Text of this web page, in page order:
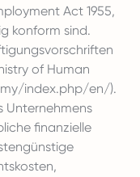
Act 1955,
konform sind.
of Human
index.php/en/).
Unternehmens
finanzielle